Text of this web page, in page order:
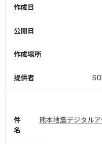
作成日
公開日
作成場所
提供者
件
名
熊本地震デジタル